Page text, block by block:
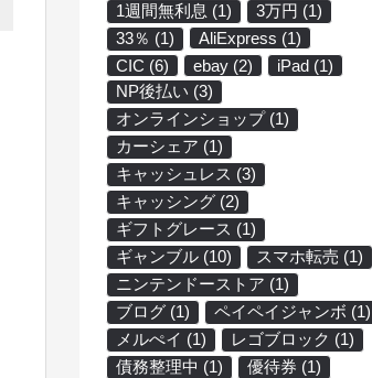
1週間無利息 (1) 3万円 (1)
33％ (1) AliExpress (1)
CIC (6) ebay (2) iPad (1)
NP後払い (3)
オンラインショップ(1)
カーシェア (1)
キャッシュレス (3)
キャッシング (2)
ギフトグレース (1)
ギャンブル (10) スマホ転売 (1)
ニンテンドーストア (1)
ブログ (1) ペイペイジャンボ (1)
メルぺイ (1) レゴブロック (1)
債務整理中 (1) 優待券 (1)